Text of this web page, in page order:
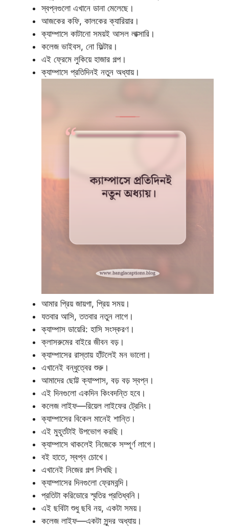
স্বপ্নগুলো এখানে ডানা মেলেছে।
আজকের কফি, কালকের ক্যারিয়ার।
ক্যাম্পাসে কাটানো সময়ই আসল লাক্সারি।
কলেজ ভাইবস, নো ফিল্টার।
এই ফ্রেমে লুকিয়ে হাজার গল্প।
ক্যাম্পাসে প্রতিদিনই নতুন অধ্যায়।
আমার প্রিয় জায়গা, প্রিয় সময়।
যতবার আসি, ততবার নতুন লাগে।
ক্যাম্পাস ডায়েরি: হাসি সংস্করণ।
ক্লাসরুমের বাইরে জীবন বড়।
ক্যাম্পাসের রাস্তায় হাঁটলেই মন ভালো।
এখানেই বন্ধুত্বের শুরু।
আমাদের ছোট্ট ক্যাম্পাস, বড় বড় স্বপ্ন।
এই দিনগুলো একদিন কিংবদন্তি হবে।
কলেজ লাইফ—রিয়েল লাইফের ট্রেনিং।
ক্যাম্পাসের বিকেল মানেই শান্তি।
এই মুহূর্তটাই উপভোগ করছি।
ক্যাম্পাসে থাকলেই নিজেকে সম্পূর্ণ লাগে।
বই হাতে, স্বপ্ন চোখে।
এখানেই নিজের গল্প লিখছি।
ক্যাম্পাসের দিনগুলো ফ্রেমবন্দি।
প্রতিটা করিডোরে স্মৃতির প্রতিধ্বনি।
এই ছবিটা শুধু ছবি নয়, একটা সময়।
কলেজ লাইফ—একটা সুন্দর অধ্যায়।